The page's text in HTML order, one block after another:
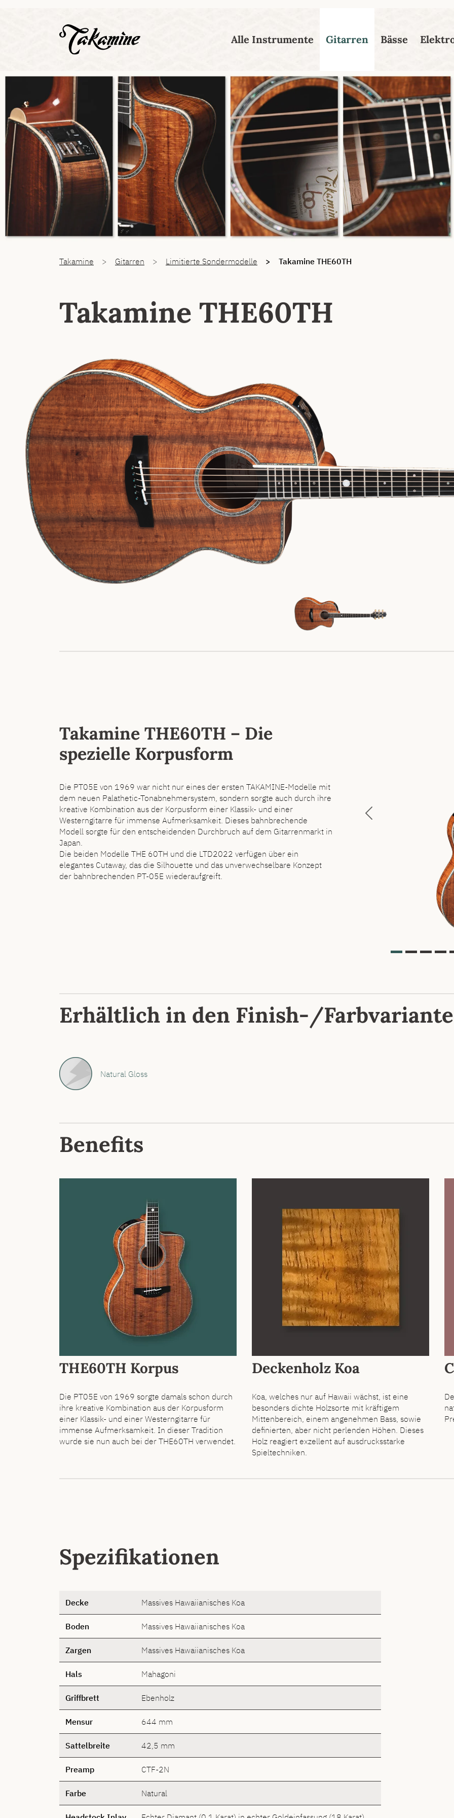
Alle Instrumente Gitarren Bässe
Takamine Gitarren Limitierte Sondermodelle Takamine THE60TH
Takamine THE60TH
Takamine THE60TH – Die
spezielle Korpusform
Die PT05E von 1969 war nicht nur eines der ersten TAKAMINE-Modelle mit
dem neuen Palathetic-Tonabnehmersystem, sondern sorgte auch durch ihre
kreative Kombination aus der Korpusform einer Klassik- und einer
Westerngitarre für immense Aufmerksamkeit. Dieses bahnbrechende
Modell sorgte für den entscheidenden Durchbruch auf dem Gitarrenmarkt in
Japan.
Die beiden Modelle THE 60TH und die LTD2022 verfügen über ein
elegantes Cutaway, das die Silhouette und das unverwechselbare Konzept
der bahnbrechenden PT-05E wiederaufgreift.
Previous
Erhältlich in den Finish-/
Natural Gloss
Benefits
THE60TH Korpus
Die PT05E von 1969 sorgte damals schon durch
ihre kreative Kombination aus der Korpusform
einer Klassik- und einer Westerngitarre für
immense Aufmerksamkeit. In dieser Tradition
wurde sie nun auch bei der THE60TH verwendet.
Deckenholz Koa
Koa, welches nur auf Hawaii wächst, ist eine
besonders dichte Holzsorte mit kräftigem
Mittenbereich, einem angenehmen Bass, sowie
definierten, aber nicht perlenden Höhen. Dieses
Holz reagiert exzellent auf ausdrucksstarke
Spieltechniken.
Spezifikationen
Decke Massives Hawaiianisches Koa
Boden Massives Hawaiianisches Koa
Zargen Massives Hawaiianisches Koa
Hals Mahagoni
Griffbrett Ebenholz
Mensur 644 mm
Sattelbreite 42,5 mm
Preamp CTF-2N
Farbe Natural